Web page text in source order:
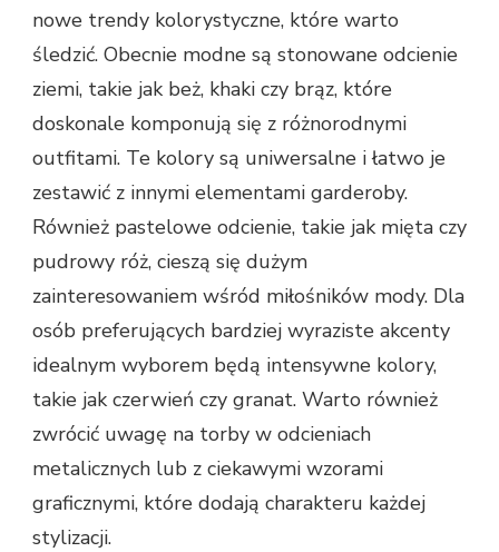
nowe trendy kolorystyczne, które warto
śledzić. Obecnie modne są stonowane odcienie
ziemi, takie jak beż, khaki czy brąz, które
doskonale komponują się z różnorodnymi
outfitami. Te kolory są uniwersalne i łatwo je
zestawić z innymi elementami garderoby.
Również pastelowe odcienie, takie jak mięta czy
pudrowy róż, cieszą się dużym
zainteresowaniem wśród miłośników mody. Dla
osób preferujących bardziej wyraziste akcenty
idealnym wyborem będą intensywne kolory,
takie jak czerwień czy granat. Warto również
zwrócić uwagę na torby w odcieniach
metalicznych lub z ciekawymi wzorami
graficznymi, które dodają charakteru każdej
stylizacji.